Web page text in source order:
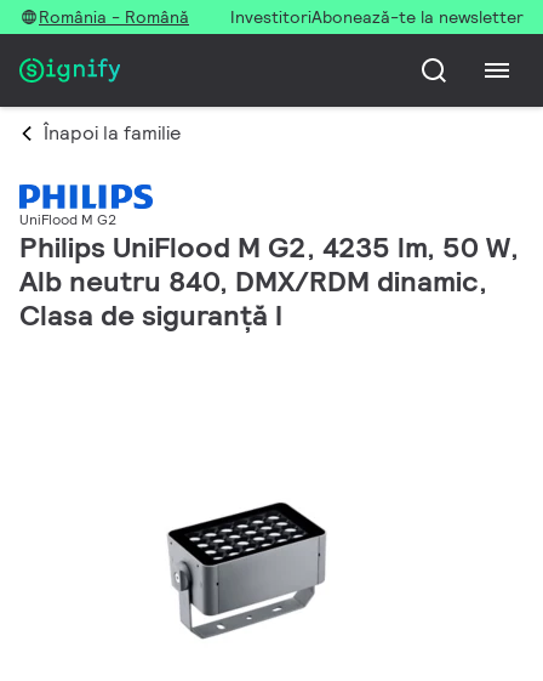
România - Română InvestitoriAbonează-te la newsletter
Înapoi la familie
UniFlood M G2
Philips UniFlood M G2, 4235 lm, 50 W,
Alb neutru 840, DMX/RDM dinamic,
Clasa de siguranță I